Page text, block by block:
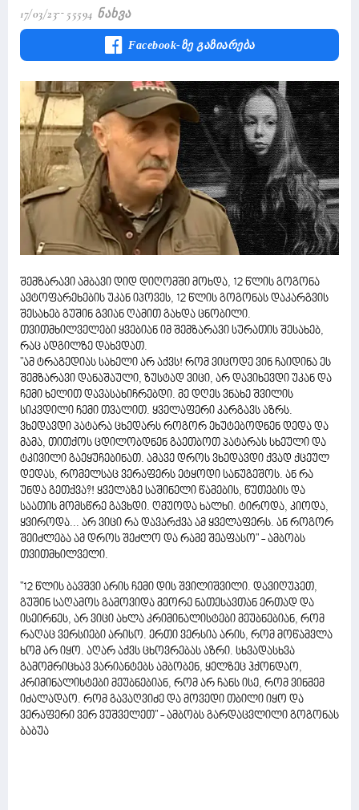
17/03/23 55594 Ნახვა
Facebook-Ზე Გაზიარება
შემზარავი ამბავი დიდ დიღომში მოხდა, 12 წლის გოგონა
ავტოფარეხების უკან იპოვეს, 12 წლის გოგონას დაკარგვის
შესახებ გუშინ გვიან ღამით გახდა ცნობილი.
თვითმხილველები ყვებიან იმ შემზარავი სურათის შესახებ,
რაც ადგილზე დახვდათ.
"ამ ტრაგედიას სახელი არ აქვს! რომ ვიცოდე ვინ ჩაიდინა ეს
შემზარავი დანაშაული, ზუსტად ვიცი, არ დავიხევდი უკან და
ჩემი ხელით დავასახიჩრებდი. მე დღეს ვნახე შვილის
სიკვდილი ჩემი თვალით. ყველაფერი კარგავს აზრს.
ვხედავდი პატარა ცხედარს როგორ ეხუტებოდნენ დედა და
მამა, თითქოს ცდილობდნენ გაეთბოთ პატარას სხეული და
ტკივილი გაეყუჩებინათ. ამავე დროს ვხედავდი ქვად ქცეულ
დედას, რომელსაც ვერაფერს ეტყოდი სანუგეშოს. ან რა
უნდა გეთქვა?! ყველაზე საშინელი წამების, წუთების და
საათის მომსწრე გავხდი. ღმუოდა ხალხი. ტიროდა, კიოდა,
ყვიროდა... არ ვიცი რა დავარქვა ამ ყველაფერს. ან როგორ
შეიძლება ამ დროს შეძლო და რამე შეაფასო" - ამბობს
თვითმხილველი.
"12 წლის ბავშვი არის ჩემი დის შვილიშვილი. დავიღუპეთ,
გუშინ საღამოს გამოვიდა მეორე ნათესავთან ერთად და
ისეირნეს, არ ვიცი ახლა კრიმინალისტები მეუბნებიან, რომ
რაღაც ვერსიები არისო. ერთი ვერსია არის, რომ მოწამვლა
ხომ არ იყო. აღარ აქვს ცხოვრებას აზრი. სხვადასხვა
გამომრიცხავ ვარიანტებს ამბობენ, ყელზეც ჰქონდაო,
კრიმინალისტები მეუბნებიან, რომ არ ჩანს ისე, რომ ვინმემ
იძალადაო. რომ გავაღვიძე და მოვედი თბილი იყო და
ვერაფერი ვერ ვუშველეთ" - ამბობს გარდაცვლილი გოგონას
ბაბუა